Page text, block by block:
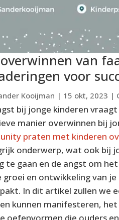
van
voor
Kooijman | 15 okt, 2023 |
bij jonge kinderen
manier overwinnen bij
praten met kinderen
onderwerp, wat ook bij
te gaan en de angst om
groei en ontwikkeling van
In dit artikel zullen we
kunnen manifesteren,